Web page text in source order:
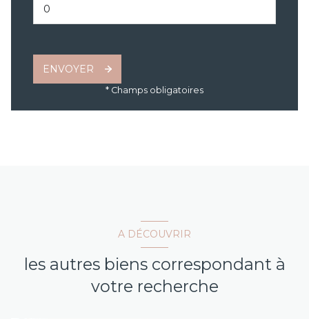
ENVOYER
* Champs obligatoires
A DÉCOUVRIR
les autres biens correspondant à
votre recherche